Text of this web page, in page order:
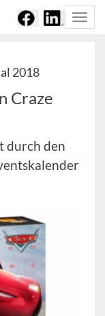
2018
Craze
durch den